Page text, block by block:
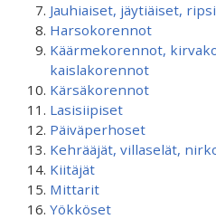
Jauhiaiset, jäytiäiset,
Harsokorennot
Käärmekorennot,
kaislakorennot
Kärsäkorennot
Lasisiipiset
Päiväperhoset
Kehrääjät, villaselät,
Kiitäjät
Mittarit
Yökköset